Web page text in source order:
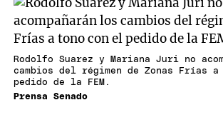
Rodolfo Suarez y Mariana Juri no
cambios del régimen de Zonas Frías
pedido de la FEM.
Prensa Senado